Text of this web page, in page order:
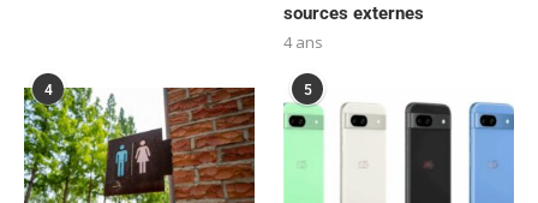
sources externes
4 ans
4 5